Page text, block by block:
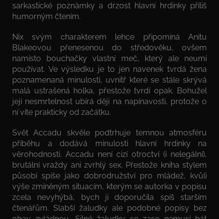
sarkastické poznámky a drzost hlavní hrdinky příliš
humorným čtením.
Nix svým charakterem lehce připomíná Anitu
Blakeovou přenesenou do středověku, ovšem
namísto bouchačky vlastní meč, který ale neumí
používat. Ve výsledku je to jen navenek tvrdá žena
poznamenaná minulostí, uvnitř které se stále skrývá
malá ustrašená holka, přestože tvrdí opak. Bohužel
její nesmrtelnost ubírá ději na napínavosti, protože o
ní víte prakticky od začátku.
Svět Accadu skvěle podtrhuje temnou atmosféru
příběhu a dodává minulosti hlavní hrdinky na
věrohodnosti. Accadu není cizí otroctví (i nelegální),
brutální vraždy ani zvrhlý sex. Přestože kniha stylem
působí spíše jako dobrodružství pro mládež, kvůli
výše zmíněným situacím, kterým se autorka v popisu
zcela nevyhýbá, bych ji doporučila spíš starším
čtenářům. Slabší žaludky ale podobné popisy bez